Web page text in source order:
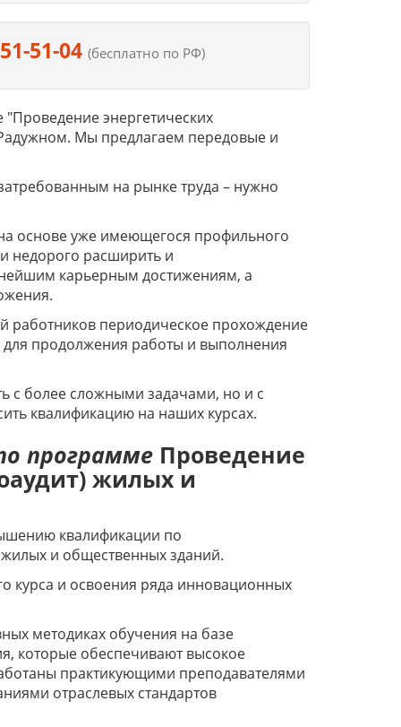
51-04(бесплатно по РФ)
энергетических
Мы предлагаем передовые и
на рынке труда – нужно
основе уже имеющегося профильного
недорого расширить и
карьерным достижениям, а
работников периодическое прохождение
продолжения работы и выполнения
с более сложными задачами, но и с
квалификацию на наших курсах.
программе Проведение
жилых и
квалификации по
жилых и общественных зданий.
курса и освоения ряда инновационных
методиках обучения на базе
которые обеспечивают высокое
практикующими преподавателями
отраслевых стандартов